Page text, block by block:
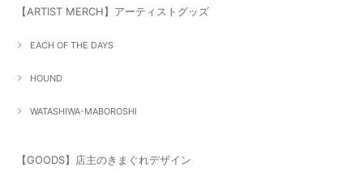
【ARTIST MERCH】アーティストグッズ
EACH OF THE DAYS
HOUND
WATASHIWA-MABOROSHI
【GOODS】店主のきまぐれデザイン